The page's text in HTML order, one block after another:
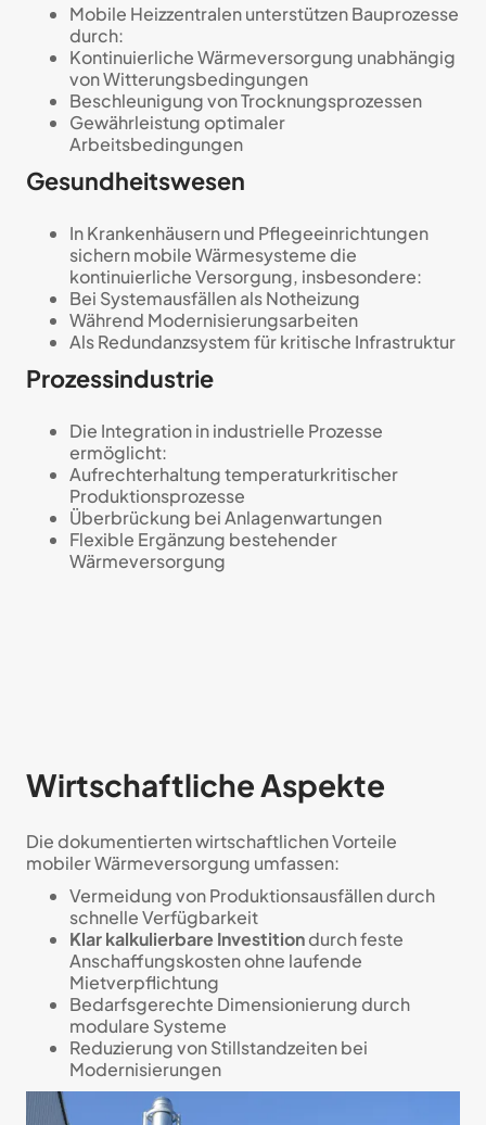
Mobile Heizzentralen unterstützen Bauprozesse
durch:
Kontinuierliche Wärmeversorgung unabhängig
von Witterungsbedingungen
Beschleunigung von Trocknungsprozessen
Gewährleistung optimaler
Arbeitsbedingungen
Gesundheitswesen
In Krankenhäusern und Pflegeeinrichtungen
sichern mobile Wärmesysteme die
kontinuierliche Versorgung, insbesondere:
Bei Systemausfällen als Notheizung
Während Modernisierungsarbeiten
Als Redundanzsystem für kritische Infrastruktur
Prozessindustrie
Die Integration in industrielle Prozesse
ermöglicht:
Aufrechterhaltung temperaturkritischer
Produktionsprozesse
Überbrückung bei Anlagenwartungen
Flexible Ergänzung bestehender
Wärmeversorgung
Wirtschaftliche Aspekte
Die dokumentierten wirtschaftlichen Vorteile
mobiler Wärmeversorgung umfassen:
Vermeidung von Produktionsausfällen durch
schnelle Verfügbarkeit
Klar kalkulierbare Investitiondurch feste
Anschaffungskosten ohne laufende
Mietverpflichtung
Bedarfsgerechte Dimensionierung durch
modulare Systeme
Reduzierung von Stillstandzeiten bei
Modernisierungen